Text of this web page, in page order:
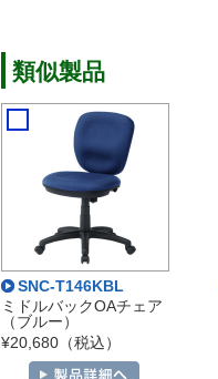
類似製品
SNC-T146KBL
ミドルバックOAチェア
（ブルー）
¥20,680（税込）